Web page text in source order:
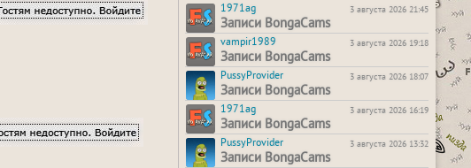
1971ag 3 августа 2026 21:45
Записи BongaCams
vampir1989 3 августа 2026 19:18
Записи BongaCams
PussyProvider 3 августа 2026 18:07
Записи BongaCams
1971ag 3 августа 2026 16:19
Записи BongaCams
PussyProvider 3 августа 2026 13:32
Записи BongaCams